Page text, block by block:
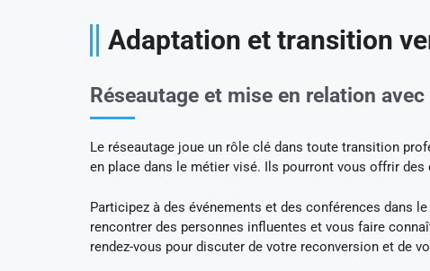
Adaptation et transition
Réseautage et mise en relation
Le réseautage joue un rôle clé dans toute transition
en place dans le métier visé. Ils pourront vous offrir
Participez à des événements et des conférences dans
rencontrer des personnes influentes et vous faire
rendez-vous pour discuter de votre reconversion et de